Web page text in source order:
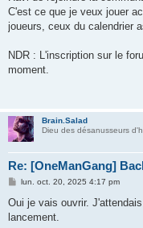
g
C'est ce que je veux jouer
joueurs, ceux du calendrier
NDR : L'inscription sur le
moment.
Brain.Salad
Dieu des désanusseurs
Re: [OneManGang]
M
s
a
lun. oct. 20, 2025 4:17 pm
Oui je vais ouvrir.
lancement.